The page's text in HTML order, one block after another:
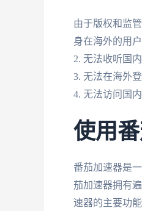
由于版权和监
身在海外的用
2. 无法收听国
3. 无法在海外
4. 无法访问国
使用
番茄加速器是
茄加速器拥有
速器的主要功